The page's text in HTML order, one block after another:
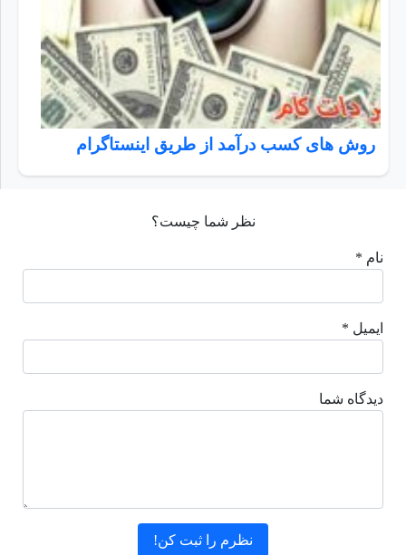
روش های کسب درآمد از طریق اینستاگرام
نظر شما چیست؟
نام *
ایمیل *
دیدگاه شما